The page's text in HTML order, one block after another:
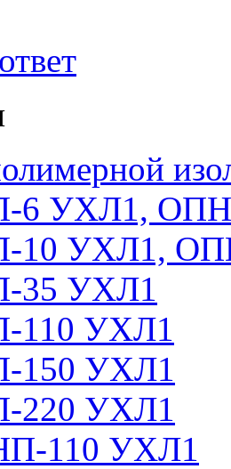
6 УХЛ1,
10 УХЛ1,
35 УХЛ1
110 УХЛ1
150 УХЛ1
220 УХЛ1
110 УХЛ1